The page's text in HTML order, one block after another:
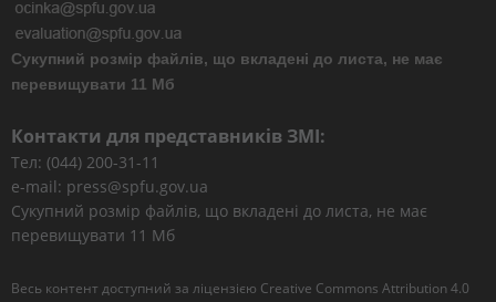
Сукупний розмір файлів, що вкладені до листа, не має
перевищувати 11 Мб
Контакти для представників ЗМІ:
Тел: (044) 200-31-11
e-mail: press@spfu.gov.ua
Сукупний розмір файлів, що вкладені до листа, не має
перевищувати 11 Мб
Весь контент доступний за ліцензією Creative Commons Attribution 4.0